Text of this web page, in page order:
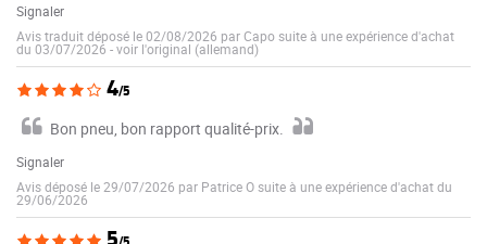
Signaler
Avis traduit déposé le 02/08/2026 par Capo suite à une expérience d'achat
du 03/07/2026 -voir l'original (allemand)
4/5
Bon pneu, bon rapport qualité-prix.
Signaler
Avis déposé le 29/07/2026 par Patrice O suite à une expérience d'achat du
29/06/2026
5/5